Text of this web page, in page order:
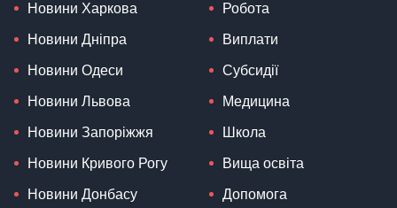
Новини Харкова
Новини Дніпра
Новини Одеси
Новини Львова
Новини Запоріжжя
Новини Кривого Рогу
Новини Донбасу
Робота
Виплати
Субсидії
Медицина
Школа
Вища освіта
Допомога